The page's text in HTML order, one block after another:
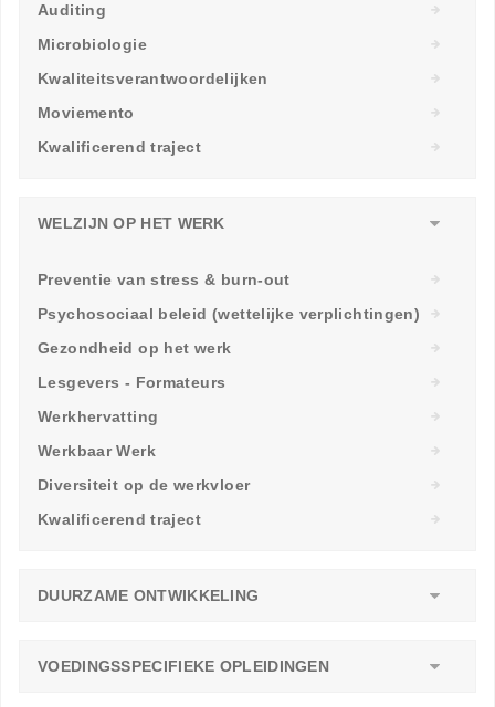
Auditing
Microbiologie
Kwaliteitsverantwoordelijken
Moviemento
Kwalificerend traject
WELZIJN OP HET WERK
Preventie van stress & burn-out
Psychosociaal beleid (wettelijke verplichtingen)
Gezondheid op het werk
Lesgevers - Formateurs
Werkhervatting
Werkbaar Werk
Diversiteit op de werkvloer
Kwalificerend traject
DUURZAME ONTWIKKELING
VOEDINGSSPECIFIEKE OPLEIDINGEN